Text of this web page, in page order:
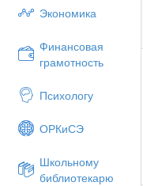
Экономика
Финансовая
грамотность
Психологу
ОРКиСЭ
Школьному
библиотекарю